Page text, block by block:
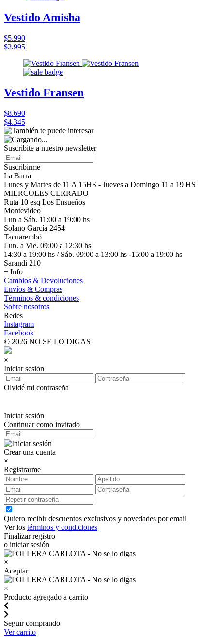
Vestido Amisha
$5.990
$2.995
Vestido Fransen
$8.690
$4.345
Suscribite a nuestro newsletter
Suscribirme
La Barra
Lunes y Martes de 11 A 15HS - Jueves a Domingo 11 a 19 HS
MIERCOLES CERRADO
Ruta 10 esq Los Ensueños
Montevideo
Lun a Sáb. 11:00 a 19:00 hs
Solano García 2454
Tacuarembó
Lun. a Vie. 09:00 a 12:30 hs
14:30 a 19:00 hs / Sáb. 09:00 a 13:00 hs -15:00 a 19:00 hs
Sarandi 210
+ Info
Cambios & Devoluciones
Envíos & Compras
Términos & condiciones
Sobre nosotros
Redes
Instagram
Facebook
© 2026 NO SE LO DIGAS
×
Iniciar sesión
Olvidé mi contraseña
Iniciar sesión
Continuar como invitado
Crear una cuenta
×
Registrarme
Quiero recibir descuentos exclusivos y novedades por email
Ver los términos y condiciones
Finalizar registro
o iniciar sesión
×
Aceptar
×
Producto agregado a carrito
Seguir comprando
Ver carrito